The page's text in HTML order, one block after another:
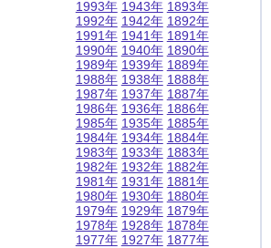
1993年
1992年
1991年
1990年
1989年
1988年
1987年
1986年
1985年
1984年
1983年
1982年
1981年
1980年
1979年
1978年
1977年
1943年
1942年
1941年
1940年
1939年
1938年
1937年
1936年
1935年
1934年
1933年
1932年
1931年
1930年
1929年
1928年
1927年
1893年
1892年
1891年
1890年
1889年
1888年
1887年
1886年
1885年
1884年
1883年
1882年
1881年
1880年
1879年
1878年
1877年